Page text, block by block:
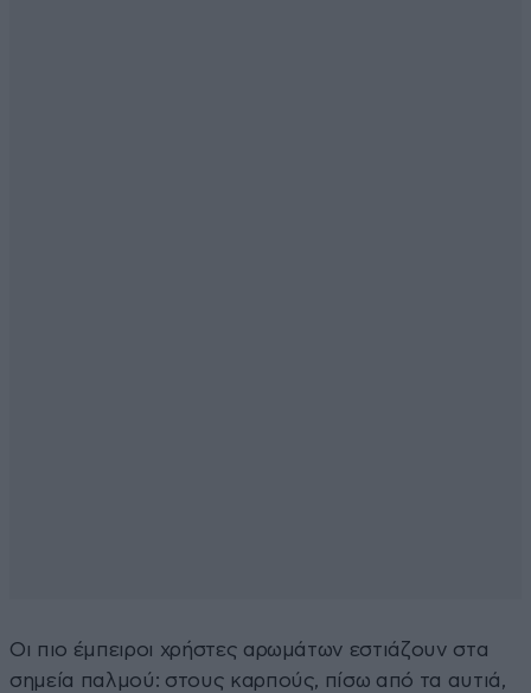
Οι πιο έμπειροι χρήστες αρωμάτων εστιάζουν στα
σημεία παλμού: στους καρπούς, πίσω από τα αυτιά,